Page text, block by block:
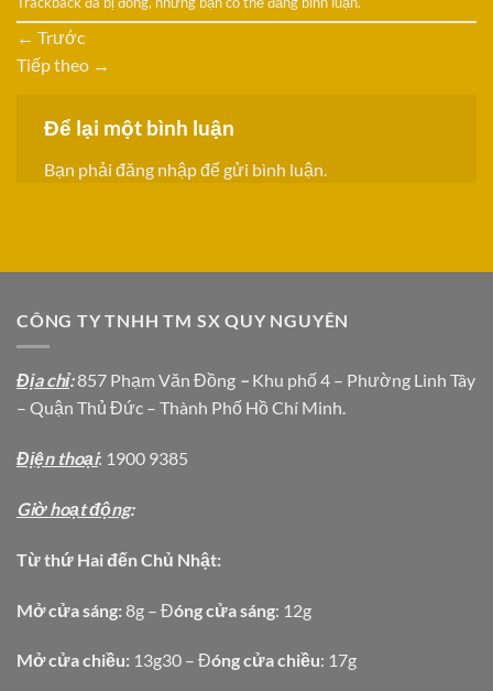
← Trước
Tiếp theo →
Để lại một bình luận
Bạn phải đăng nhậpđể gửi bình luận.
CÔNG TY TNHH TM SX QUY NGUYÊN
Địa chỉ:857 Phạm Văn Đồng – Khu phố 4 – Phường Linh Tây
– Quận Thủ Đức – Thành Phố Hồ Chí Minh.
Địện thoại: 1900 9385
Giờ hoạt động:
Từ thứ Hai đến Chủ Nhật:
Mở cửa sáng: 8g – Đóng cửa sáng: 12g
Mở cửa chiều: 13g30 – Đóng cửa chiều: 17g